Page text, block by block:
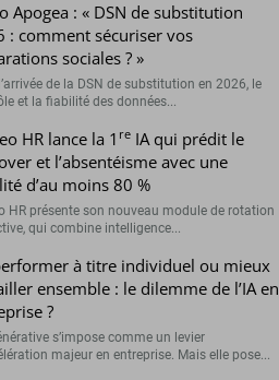
Apogea : « DSN de substitution
: comment sécuriser vos
sociales ? »
de la DSN de substitution en 2026, le
et la fiabilité des données...
HR lance la 1 reIA qui prédit le
et l’absentéisme avec une
d’au moins 80 %
HR présente son nouveau module de rotation
qui combine intelligence...
à titre individuel ou mieux
ensemble : le dilemme de l’IA en
?
s’impose comme un levier
majeur en entreprise. Mais elle pose...